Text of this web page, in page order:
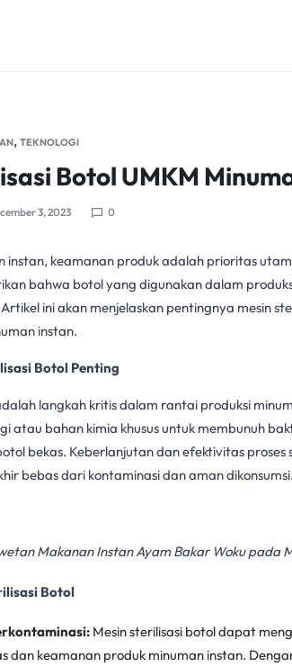
, TEKNOLOGI
Botol UMKM
3, 2023 0
instan, keamanan produk adalah prioritas
bahwa botol yang digunakan dalam
ini akan menjelaskan pentingnya mesin
instan.
Botol Penting
langkah kritis dalam rantai produksi
atau bahan kimia khusus untuk membunuh
bekas. Keberlanjutan dan efektivitas proses
bebas dari kontaminasi dan aman dikonsumsi.
Makanan Instan Ayam Bakar Woku pada
Botol
Mesin sterilisasi botoldapat
dan keamanan produk minuman instan.